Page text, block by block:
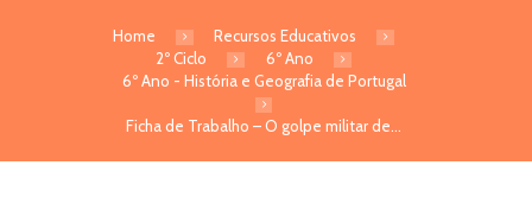
Home
Recursos Educativos
2º Ciclo
6º Ano
6º Ano - História e Geografia de Portugal
Ficha de Trabalho – O golpe militar de...